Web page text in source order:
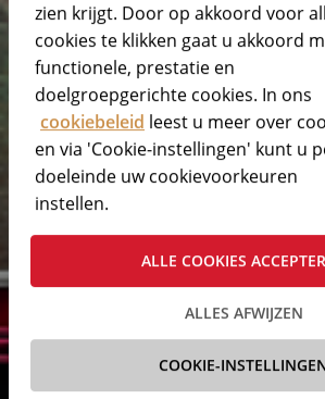
zien krijgt. Door op akkoord voor
cookies te klikken gaat u akkoord
functionele, prestatie en
doelgroepgerichte cookies. In ons
cookiebeleid leest u meer over
en via 'Cookie-instellingen' kunt u
doeleinde uw cookievoorkeuren
instellen.
ALLES AFWIJZEN
ALLE COOKIES
COOKIE-